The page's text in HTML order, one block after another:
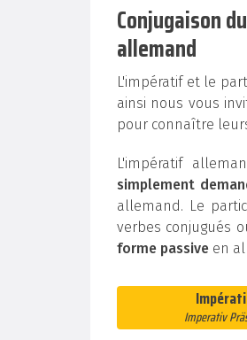
Conjugaison
allemand
L'impératif et le
ainsi nous vous
pour connaître
L'impératif
simplement
allemand. Le
verbes conjugués
forme passive en
Imperativ